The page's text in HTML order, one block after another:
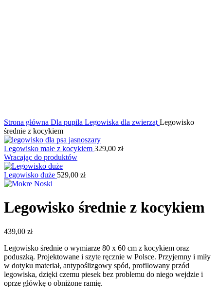
Strona główna Dla pupila Legowiska dla zwierząt Legowisko
średnie z kocykiem
Legowisko małe z kocykiem 329,00 zł
Wracając do produktów
Legowisko duże 529,00 zł
Legowisko średnie z kocykiem
439,00 zł
Legowisko średnie o wymiarze 80 x 60 cm z kocykiem oraz
poduszką. Projektowane i szyte ręcznie w Polsce. Przyjemny i miły
w dotyku materiał, antypoślizgowy spód, profilowany przód
legowiska, dzięki czemu piesek bez problemu do niego wejdzie i
oprze główkę o obniżone ramię.